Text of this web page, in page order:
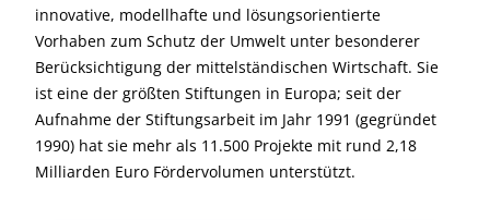
innovative, modellhafte und lösungsorientierte
Vorhaben zum Schutz der Umwelt unter besonderer
Berücksichtigung der mittelständischen Wirtschaft. Sie
ist eine der größten Stiftungen in Europa; seit der
Aufnahme der Stiftungsarbeit im Jahr 1991 (gegründet
1990) hat sie mehr als 11.500 Projekte mit rund 2,18
Milliarden Euro Fördervolumen unterstützt.